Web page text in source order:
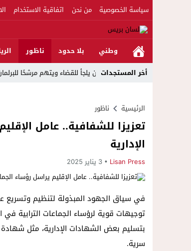
سياسة الخصوصية من نحن اتفاقية الاستخدام
وطني بلا حدود ناظور
أخر المستجدات23:39مواطن يلجأ للقضاء ويتهم مرشحًا للبرلمان بالدريوش
الرئيسية ناظور
تعزيزا للشفافية.. عامل
الإدارية
Lisan Press 3 يناير 2025
في سياق الجهود المبذولة لتنظيم وتسريع
توجيهات قوية لرؤساء الجماعات الترابية
بتسليم بعض الشهادات الإدارية، مثل
سرية.